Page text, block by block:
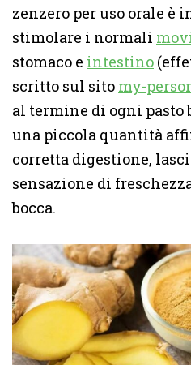
zenzero per uso orale è
stimolare i normali
stomaco e intestino
scritto sul sito my-
al termine di ogni pasto
una piccola quantità
corretta digestione,
sensazione di
bocca.